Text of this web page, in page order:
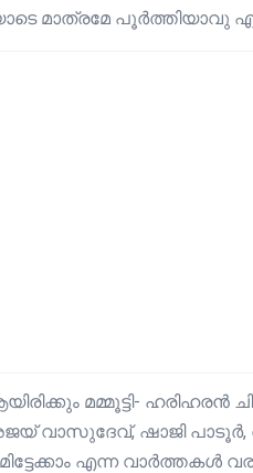
മാത്രമേ പൂർത്തിയാവു
മമ്മൂട്ടി- ഹരിഹരൻ
വാസുദേവ്, ഷാജി പാടൂർ,
എന്ന വാർത്തകൾ